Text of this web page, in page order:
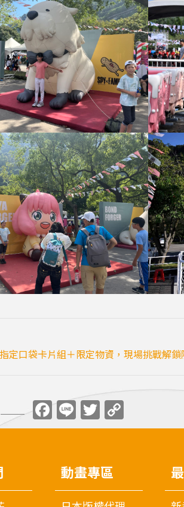
定口袋卡片組＋限定物資，現場挑戰解鎖
Facebook
LineTwitter
Link
動畫專區